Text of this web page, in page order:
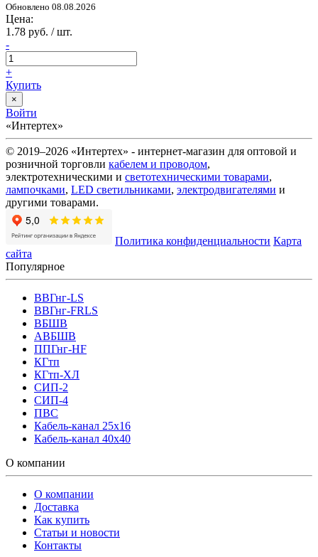
Обновлено 08.08.2026
Цена:
1.78 руб. / шт.
-
+
Купить
×
Войти
«Интертех»
© 2019–2026 «Интертех» - интернет-магазин для оптовой и
розничной торговли кабелем и проводом,
электротехническими и светотехническими товарами,
лампочками, LED светильниками, электродвигателями и
другими товарами.
Политика конфиденциальности Карта
сайта
Популярное
ВВГнг-LS
ВВГнг-FRLS
ВБШВ
АВБШВ
ППГнг-HF
КГтп
КГтп-ХЛ
СИП-2
СИП-4
ПВС
Кабель-канал 25х16
Кабель-канал 40х40
О компании
О компании
Доставка
Как купить
Статьи и новости
Контакты